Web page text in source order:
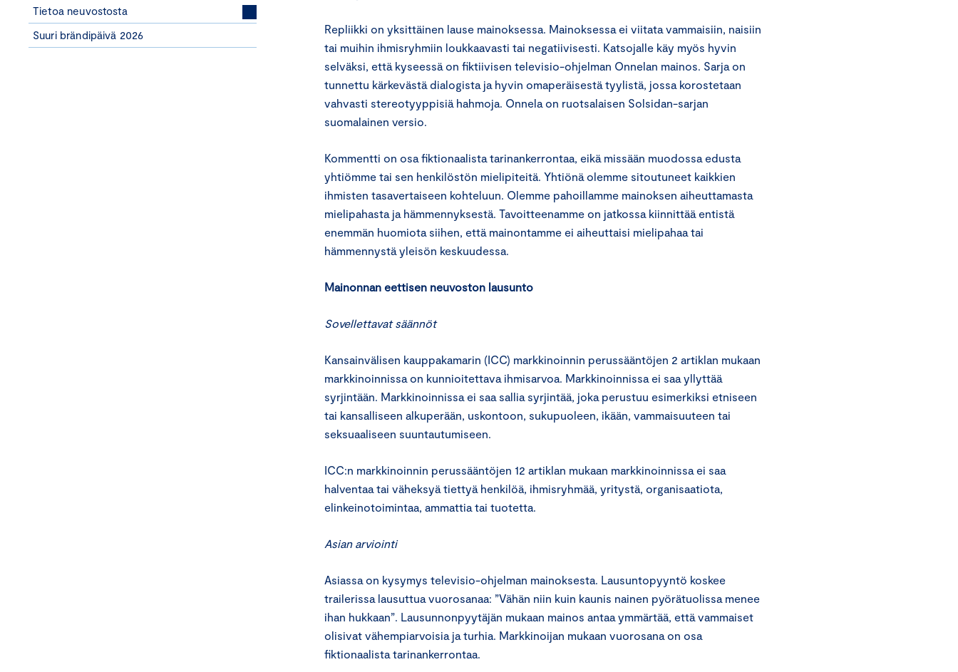
Tietoa neuvostosta
Suuri brändipäivä 2026
Repliikki on yksittäinen lause mainoksessa. Mainoksessa ei viitata vammaisiin, naisiin
tai muihin ihmisryhmiin loukkaavasti tai negatiivisesti. Katsojalle käy myös hyvin
selväksi, että kyseessä on fiktiivisen televisio-ohjelman Onnelan mainos. Sarja on
tunnettu kärkevästä dialogista ja hyvin omaperäisestä tyylistä, jossa korostetaan
vahvasti stereotyyppisiä hahmoja. Onnela on ruotsalaisen Solsidan-sarjan
suomalainen versio.
Kommentti on osa fiktionaalista tarinankerrontaa, eikä missään muodossa edusta
yhtiömme tai sen henkilöstön mielipiteitä. Yhtiönä olemme sitoutuneet kaikkien
ihmisten tasavertaiseen kohteluun. Olemme pahoillamme mainoksen aiheuttamasta
mielipahasta ja hämmennyksestä. Tavoitteenamme on jatkossa kiinnittää entistä
enemmän huomiota siihen, että mainontamme ei aiheuttaisi mielipahaa tai
hämmennystä yleisön keskuudessa.
Mainonnan eettisen neuvoston lausunto
Sovellettavat säännöt
Kansainvälisen kauppakamarin (ICC) markkinoinnin perussääntöjen 2 artiklan mukaan
markkinoinnissa on kunnioitettava ihmisarvoa. Markkinoinnissa ei saa yllyttää
syrjintään. Markkinoinnissa ei saa sallia syrjintää, joka perustuu esimerkiksi etniseen
tai kansalliseen alkuperään, uskontoon, sukupuoleen, ikään, vammaisuuteen tai
seksuaaliseen suuntautumiseen.
ICC:n markkinoinnin perussääntöjen 12 artiklan mukaan markkinoinnissa ei saa
halventaa tai väheksyä tiettyä henkilöä, ihmisryhmää, yritystä, organisaatiota,
elinkeinotoimintaa, ammattia tai tuotetta.
Asian arviointi
Asiassa on kysymys televisio-ohjelman mainoksesta. Lausuntopyyntö koskee
trailerissa lausuttua vuorosanaa: ”Vähän niin kuin kaunis nainen pyörätuolissa menee
ihan hukkaan”. Lausunnonpyytäjän mukaan mainos antaa ymmärtää, että vammaiset
olisivat vähempiarvoisia ja turhia. Markkinoijan mukaan vuorosana on osa
fiktionaalista tarinankerrontaa.